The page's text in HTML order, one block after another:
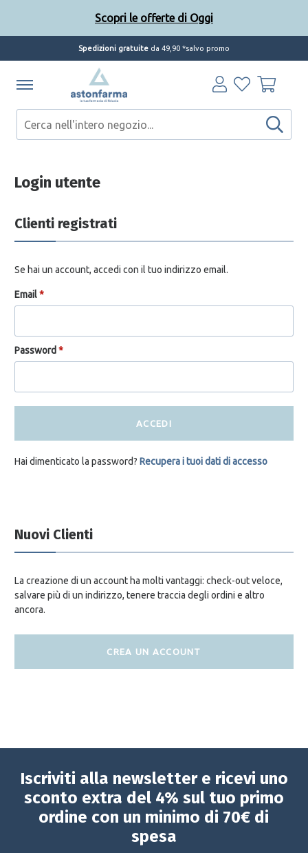
Spedizioni gratuite da 49,90 *salvo promo
Login utente
Clienti registrati
Se hai un account, accedi con il tuo indirizzo email.
Email*
Password *
ACCEDI
Hai dimenticato la password? Recupera i tuoi dati di accesso
Nuovi Clienti
La creazione di un account ha molti vantaggi: check-out veloce,
salvare più di un indirizzo, tenere traccia degli ordini e altro
ancora.
CREA UN ACCOUNT
Iscriviti alla newsletter e ricevi uno
sconto extra del 4% sul tuo primo
ordine con un minimo di 70€ di
spesa
Scopri le offerte di Oggi
Scopri le offerte di Oggi